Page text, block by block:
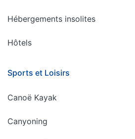
Hébergements insolites
Hôtels
Sports et Loisirs
Canoë Kayak
Canyoning